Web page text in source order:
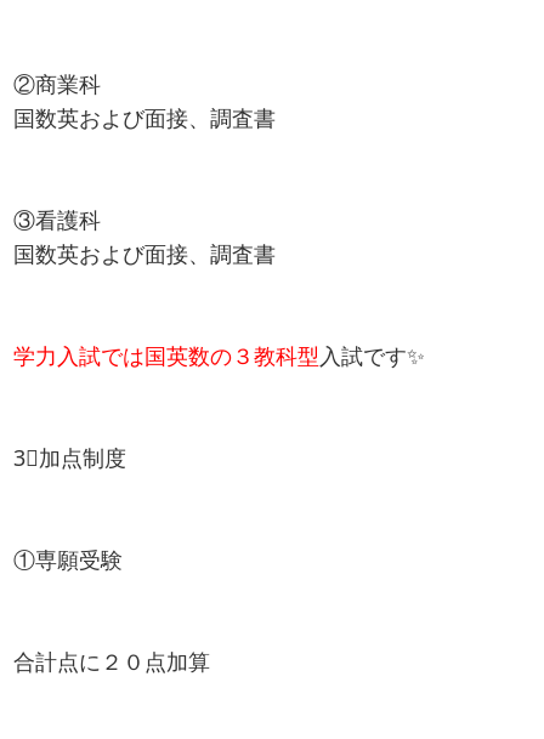
②商業科
国数英および面接、調査書
③看護科
国数英および面接、調査書
学力入試では国英数の ３教科型 入試です✨
3⃣加点制度
①専願受験
合計点に２０点加算